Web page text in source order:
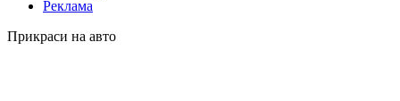
Реклама
Прикраси на авто